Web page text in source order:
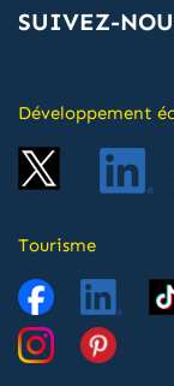
SUIVEZ-
Développement
Tourisme